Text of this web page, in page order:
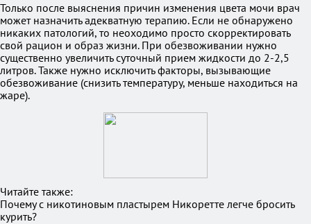
Только после выяснения причин изменения цвета мочи врач
может назначить адекватную терапию. Если не обнаружено
никаких патологий, то неоходимо просто скорректировать
свой рацион и образ жизни. При обезвоживании нужно
существенно увеличить суточный прием жидкости до 2-2,5
литров. Также нужно исключить факторы, вызывающие
обезвоживание (снизить температуру, меньше находиться на
жаре).
Читайте также:
Почему с никотиновым пластырем Никоретте легче бросить
курить?